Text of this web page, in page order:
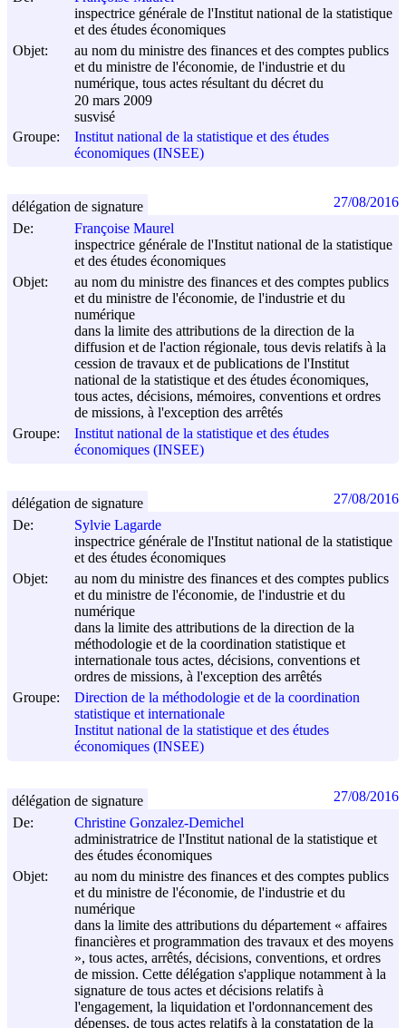
inspectrice générale de l'Institut national de la statistique
et des études économiques
Objet:
au nom du ministre des finances et des comptes publics
et du ministre de l'économie, de l'industrie et du
numérique, tous actes résultant du décret du
20 mars 2009
susvisé
Groupe:
Institut national de la statistique et des études
économiques (INSEE)
De:
Françoise Maurel
inspectrice générale de l'Institut national de la statistique
et des études économiques
Objet:
au nom du ministre des finances et des comptes publics
et du ministre de l'économie, de l'industrie et du
numérique
dans la limite des attributions de la direction de la
diffusion et de l'action régionale, tous devis relatifs à la
cession de travaux et de publications de l'Institut
national de la statistique et des études économiques,
tous actes, décisions, mémoires, conventions et ordres
de missions, à l'exception des arrêtés
Groupe:
Institut national de la statistique et des études
économiques (INSEE)
délégation de signature 27/08/2016
De:
Sylvie Lagarde
inspectrice générale de l'Institut national de la statistique
et des études économiques
Objet:
au nom du ministre des finances et des comptes publics
et du ministre de l'économie, de l'industrie et du
numérique
dans la limite des attributions de la direction de la
méthodologie et de la coordination statistique et
internationale tous actes, décisions, conventions et
ordres de missions, à l'exception des arrêtés
Groupe:
Direction de la méthodologie et de la coordination
statistique et internationale
Institut national de la statistique et des études
économiques (INSEE)
délégation de signature 27/08/2016
De:
Christine Gonzalez-Demichel
administratrice de l'Institut national de la statistique et
des études économiques
Objet:
au nom du ministre des finances et des comptes publics
et du ministre de l'économie, de l'industrie et du
numérique
dans la limite des attributions du département « affaires
financières et programmation des travaux et des moyens
», tous actes, arrêtés, décisions, conventions, et ordres
de mission. Cette délégation s'applique notamment à la
signature de tous actes et décisions relatifs à
l'engagement, la liquidation et l'ordonnancement des
dépenses, de tous actes relatifs à la constatation de la
délégation de signature 27/08/2016